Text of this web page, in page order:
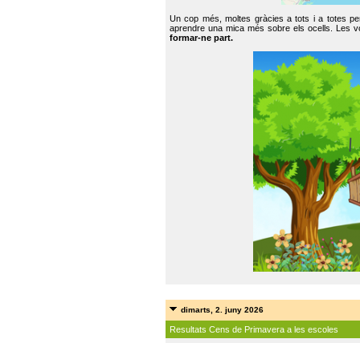
Un cop més, moltes gràcies a tots i a totes
aprendre una mica més sobre els ocells. Les
formar-ne part.
dimarts, 2. juny 2026
Resultats Cens de Primavera a les escoles